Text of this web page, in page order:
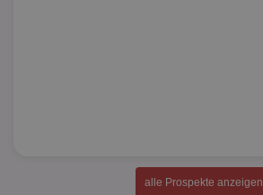
alle Prospekte anzeigen